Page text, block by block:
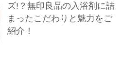
ズ!？無印良品の入浴剤に詰
まったこだわりと魅力をご
紹介！